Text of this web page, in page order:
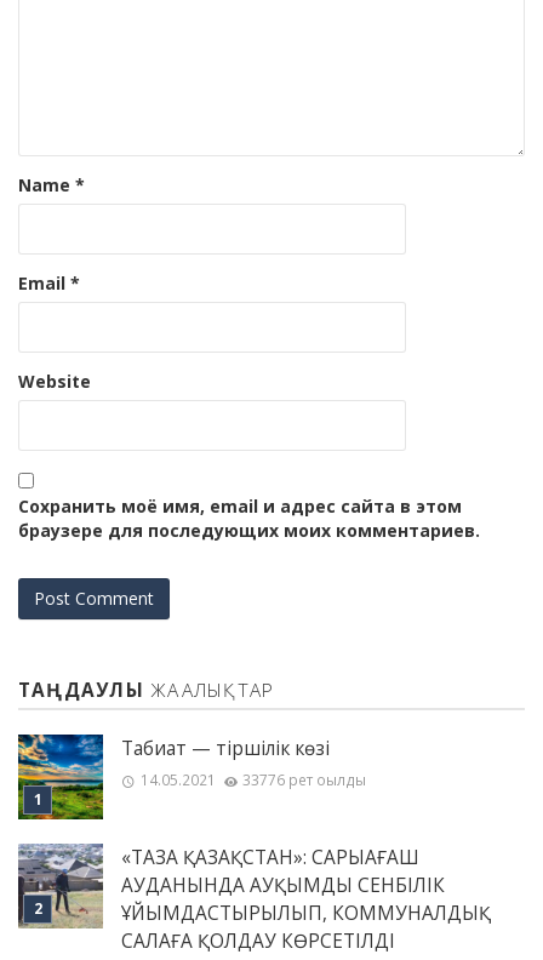
Name *
Email *
Website
Сохранить моё имя, email и адрес сайта в этом
браузере для последующих моих комментариев.
ТАҢДАУЛЫ ЖАҢАЛЫҚТАР
Табиғат — тіршілік көзі
14.05.2021 33776 рет оқылды
«ТАЗА ҚАЗАҚСТАН»: САРЫАҒАШ
АУДАНЫНДА АУҚЫМДЫ СЕНБІЛІК
ҰЙЫМДАСТЫРЫЛЫП, КОММУНАЛДЫҚ
САЛАҒА ҚОЛДАУ КӨРСЕТІЛДІ